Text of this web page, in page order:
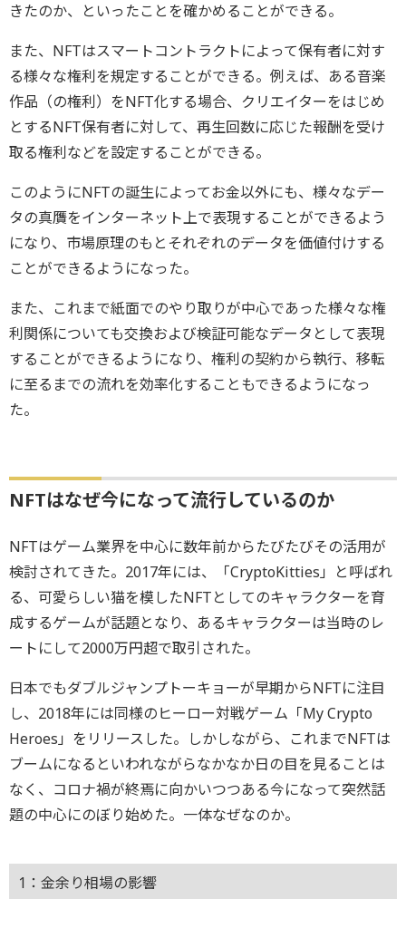
きたのか、といったことを確かめることができる。
また、NFTはスマートコントラクトによって保有者に対す
る様々な権利を規定することができる。例えば、ある音楽
作品（の権利）をNFT化する場合、クリエイターをはじめ
とするNFT保有者に対して、再生回数に応じた報酬を受け
取る権利などを設定することができる。
このようにNFTの誕生によってお金以外にも、様々なデー
タの真贋をインターネット上で表現することができるよう
になり、市場原理のもとそれぞれのデータを価値付けする
ことができるようになった。
また、これまで紙面でのやり取りが中心であった様々な権
利関係についても交換および検証可能なデータとして表現
することができるようになり、権利の契約から執行、移転
に至るまでの流れを効率化することもできるようになっ
た。
NFTはなぜ今になって流行しているのか
NFTはゲーム業界を中心に数年前からたびたびその活用が
検討されてきた。2017年には、「CryptoKitties」と呼ばれ
る、可愛らしい猫を模したNFTとしてのキャラクターを育
成するゲームが話題となり、あるキャラクターは当時のレ
ートにして2000万円超で取引された。
日本でもダブルジャンプトーキョーが早期からNFTに注目
し、2018年には同様のヒーロー対戦ゲーム「My Crypto
Heroes」をリリースした。しかしながら、これまでNFTは
ブームになるといわれながらなかなか日の目を見ることは
なく、コロナ禍が終焉に向かいつつある今になって突然話
題の中心にのぼり始めた。一体なぜなのか。
1：金余り相場の影響